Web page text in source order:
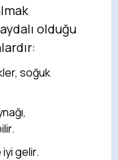
olduğu
soğuk
gelir.